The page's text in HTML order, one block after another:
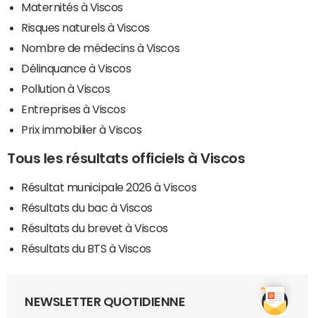
Maternités à Viscos
Risques naturels à Viscos
Nombre de médecins à Viscos
Délinquance à Viscos
Pollution à Viscos
Entreprises à Viscos
Prix immobilier à Viscos
Tous les résultats officiels à Viscos
Résultat municipale 2026 à Viscos
Résultats du bac à Viscos
Résultats du brevet à Viscos
Résultats du BTS à Viscos
NEWSLETTER QUOTIDIENNE